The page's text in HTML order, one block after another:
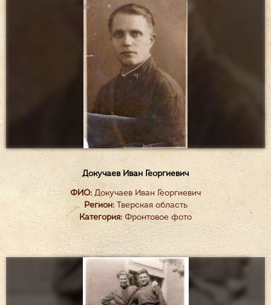
Докучаев Иван Георгиевич
ФИО: Докучаев Иван Георгиевич
Регион:Тверская область
Категория: Фронтовое фото